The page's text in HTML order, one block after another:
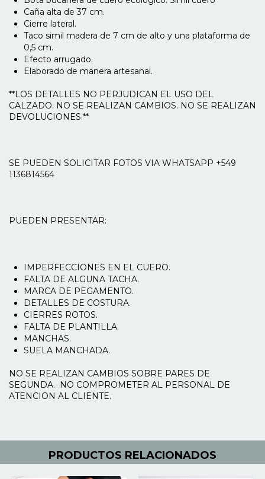
Caña alta de 37 cm.
Cierre lateral.
Taco simil madera de 7 cm de alto y una plataforma de
0,5 cm.
Efecto arrugado.
Elaborado de manera artesanal.
**LOS DETALLES NO PERJUDICAN EL USO DEL
CALZADO. NO SE REALIZAN CAMBIOS. NO SE REALIZAN
DEVOLUCIONES.**
SE PUEDEN SOLICITAR FOTOS VIA WHATSAPP +549
1136814564
PUEDEN PRESENTAR:
​IMPERFECCIONES EN EL CUERO.
FALTA DE ALGUNA TACHA.
MARCA DE PEGAMENTO.
DETALLES DE COSTURA.
CIERRES ROTOS.
FALTA DE PLANTILLA.
MANCHAS.
SUELA MANCHADA.
NO SE REALIZAN CAMBIOS SOBRE PARES DE
SEGUNDA. NO COMPROMETER AL PERSONAL DE
ATENCION AL CLIENTE.
PRODUCTOS RELACIONADOS